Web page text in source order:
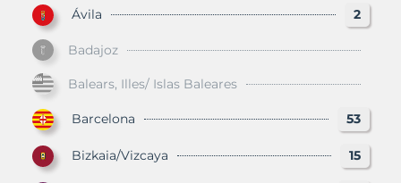
Ávila 2
Badajoz
Balears, Illes/ Islas Baleares
Barcelona 53
Bizkaia/Vizcaya 15